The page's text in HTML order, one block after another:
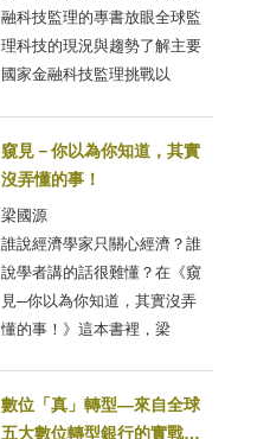
融科技監理的專書放眼全球監
理科技的現況與趨勢了解主要
國家金融科技監理挑戰以
窺見－你以為你知道，其實
沒弄懂的事！
梁國源
誰說經濟學家只關心經濟？誰
說學者講的話很難懂？在《窺
見─你以為你知道，其實沒弄
懂的事！》這本書裡，梁
數位「真」轉型—來自全球
五大數位轉型銀行的實戰案